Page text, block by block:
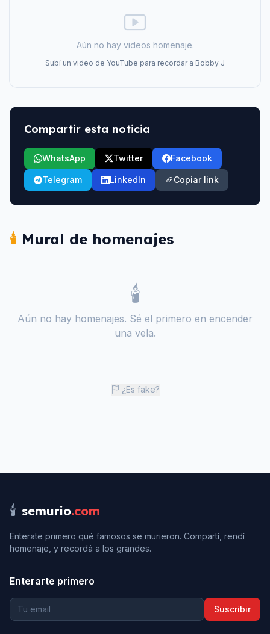
Aún no hay videos homenaje.
Subí un video de YouTube para recordar a Bobby J
Compartir esta noticia
WhatsApp Twitter Facebook
Telegram LinkedIn Copiar link
🕯️ Mural de homenajes
🕯️
Aún no hay homenajes. Sé el primero en encender
una vela.
¿Es fake?
🕯️ semurio.com
Enterate primero qué famosos se murieron. Compartí, rendí
homenaje, y recordá a los grandes.
Enterarte primero
Suscribir